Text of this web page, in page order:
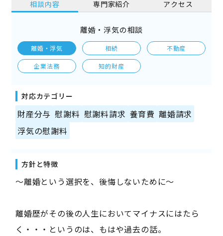
相談内容 専門家紹介 アクセス
離婚・浮気の相談
離婚・浮気 相続 不動産
企業法務 知的財産
対応カテゴリー
財産分与 慰謝料 慰謝料請求 養育費 離婚請求
浮気の慰謝料
方針と特徴
～離婚という選択を、後悔しないために～
離婚歴がその後の人生においてマイナスにはたら
く・・・というのは、もはや過去の話。